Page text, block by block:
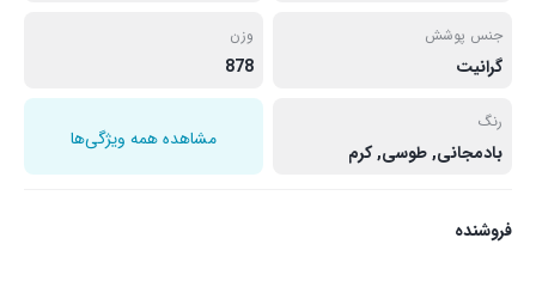
جنس پوشش
گرانیت
وزن
878
رنگ
بادمجانی, طوسی, کرم
مشاهده همه ویژگی‌ها
فروشنده